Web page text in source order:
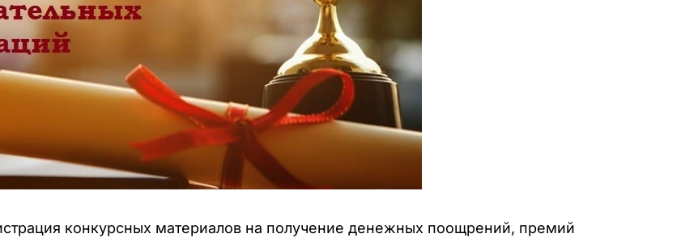
конкурсных материалов на получение денежных поощрений, премий